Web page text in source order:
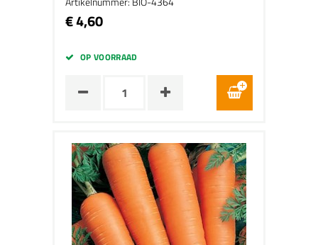
€ 4,60
OP VOORRAAD